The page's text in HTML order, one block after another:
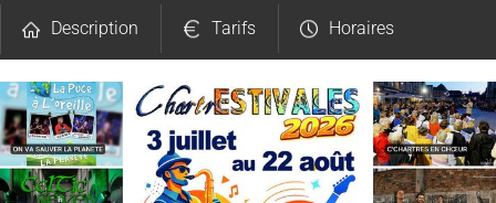
Description Tarifs Horaires
Avis Carte